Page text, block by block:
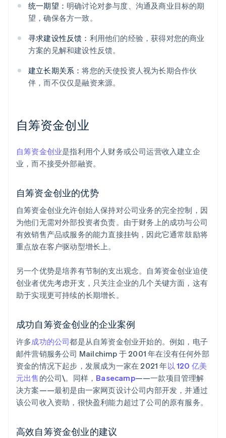
统一期望： 明确讨论对参与度、沟通及商业目标的期
望，确保各方一致。
寻求建设性反馈： 利用他们的经验，获得对您的商业
方案的见解和建设性反馈。
建立长期关系：将您的天使投资人视为长期合作伙
伴，而不仅仅是融资来源。
自筹资金创业
自筹资金创业是指利用个人财务或公司运营收入建立企
业，而不接受外部融资。
自筹资金创业的优势
自筹资金创业允许创始人保持对公司业务的完全控制，因
为他们无需对外部投资者负责。由于财务上的成功与公司
有效销售产品或服务的能力直接挂钩，因此它通常鼓励将
重点放在客户驱动型增长上。
另一个优势是培养有节制的支出观念。自筹资金创业迫使
创业者优先考虑开支，只关注企业的几个关键方面，这有
助于实现更可持续的长期增长。
成功自筹资金创业的企业案例
许多成功的公司都是从自筹资金创业开始的。例如，电子
邮件营销服务公司 Mailchimp 于 2001 年在没有任何外部
资金的情况下起步，发展成为一家在 2021 年以 120 亿美
元出售 的公司\。同样， Basecamp——一款项目管理解
决方案——最初是由一家网页设计公司内部开发，并通过
该公司收入资助，很快盈利能力超过了公司的原有服务。
高效自筹资金创业的建议